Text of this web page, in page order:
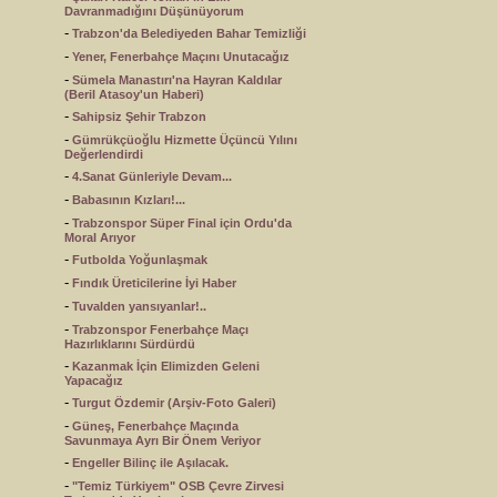
Davranmadığını Düşünüyorum
- Trabzon'da Belediyeden Bahar Temizliği
- Yener, Fenerbahçe Maçını Unutacağız
- Sümela Manastırı'na Hayran Kaldılar
(Beril Atasoy'un Haberi)
- Sahipsiz Şehir Trabzon
- Gümrükçüoğlu Hizmette Üçüncü Yılını
Değerlendirdi
- 4.Sanat Günleriyle Devam...
- Babasının Kızları!...
- Trabzonspor Süper Final için Ordu'da
Moral Arıyor
- Futbolda Yoğunlaşmak
- Fındık Üreticilerine İyi Haber
- Tuvalden yansıyanlar!..
- Trabzonspor Fenerbahçe Maçı
Hazırlıklarını Sürdürdü
- Kazanmak İçin Elimizden Geleni
Yapacağız
- Turgut Özdemir (Arşiv-Foto Galeri)
- Güneş, Fenerbahçe Maçında
Savunmaya Ayrı Bir Önem Veriyor
- Engeller Bilinç ile Aşılacak.
- "Temiz Türkiyem" OSB Çevre Zirvesi